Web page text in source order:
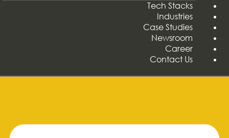
Tech Stacks
Industries
Case Studies
Newsroom
Career
Contact Us